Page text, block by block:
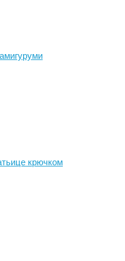
крючком